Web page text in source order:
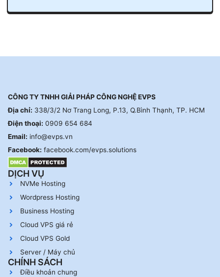
CÔNG TY TNHH GIẢI PHÁP CÔNG NGHỆ EVPS
Địa chỉ: 338/3/2 Nơ Trang Long, P.13, Q.Bình Thạnh, TP. HCM
Điện thoại: 0909 654 684
Email: info@evps.vn
Facebook: facebook.com/evps.solutions
DỊCH VỤ
NVMe Hosting
Wordpress Hosting
Business Hosting
Cloud VPS giá rẻ
Cloud VPS Gold
Server / Máy chủ
CHÍNH SÁCH
Điều khoản chung